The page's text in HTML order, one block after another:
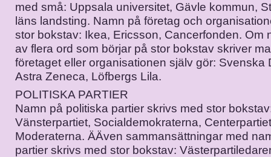
med små: Uppsala universitet, Gävle kommun,
läns landsting. Namn på företag och
stor bokstav: Ikea, Ericsson, Cancerfonden. Om
av flera ord som börjar på stor bokstav skriver
företaget eller organisationen själv gör: Svenska
Astra Zeneca, Löfbergs Lila.
POLITISKA PARTIER
Namn på politiska partier skrivs med stor
Vänsterpartiet, Socialdemokraterna,
Moderaterna. ÄÄven sammansättningar med
partier skrivs med stor bokstav: